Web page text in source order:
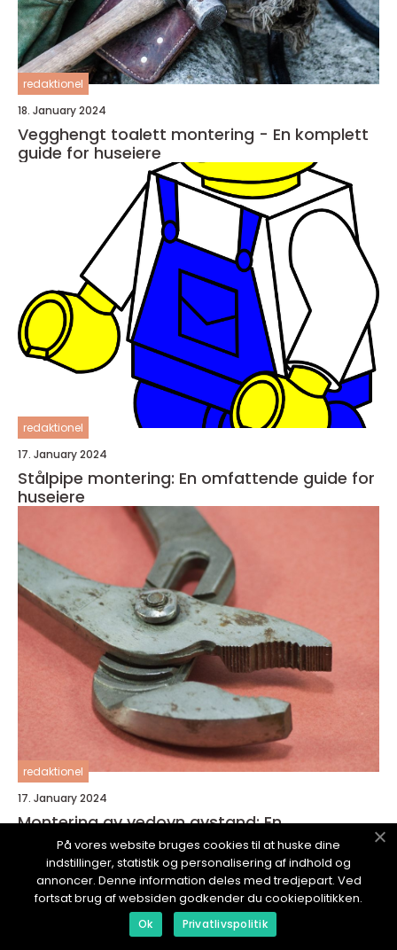
redaktionel
18. January 2024
Vegghengt toalett montering - En komplett
guide for huseiere
redaktionel
17. January 2024
Stålpipe montering: En omfattende guide for
huseiere
redaktionel
17. January 2024
Montering av vedovn avstand: En
omfattende guide for huseiere
På vores website bruges cookies til at huske dine
indstillinger, statistik og personalisering af indhold og
annoncer. Denne information deles med tredjepart. Ved
fortsat brug af websiden godkender du cookiepolitikken.
Ok Privatlivspolitik